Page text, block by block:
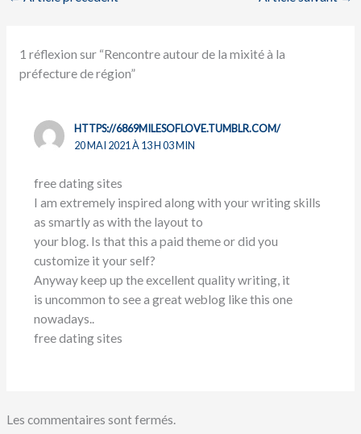
1 réflexion sur “Rencontre autour de la mixité à la
préfecture de région”
HTTPS://6869MILESOFLOVE.TUMBLR.COM/
20 MAI 2021 À 13 H 03 MIN
free dating sites
I am extremely inspired along with your writing skills
as smartly as with the layout to
your blog. Is that this a paid theme or did you
customize it your self?
Anyway keep up the excellent quality writing, it
is uncommon to see a great weblog like this one
nowadays..
free dating sites
Les commentaires sont fermés.